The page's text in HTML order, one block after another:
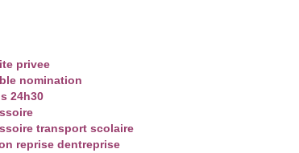
privee
nomination
24h30
transport scolaire
reprise dentreprise